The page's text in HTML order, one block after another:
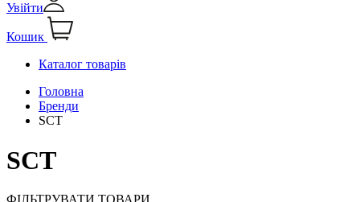
Увійти
Кошик
Каталог товарів
Головна
Бренди
SCT
SCT